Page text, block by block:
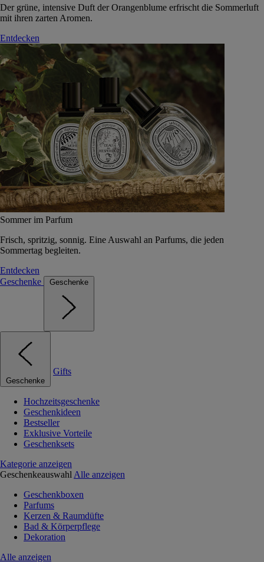
Der grüne, intensive Duft der Orangenblume erfrischt die Sommerluft
mit ihren zarten Aromen.
Entdecken
Sommer im Parfum
Frisch, spritzig, sonnig. Eine Auswahl an Parfums, die jeden
Sommertag begleiten.
Entdecken
Geschenke
Geschenke
Geschenke
Gifts
Hochzeitsgeschenke
Geschenkideen
Bestseller
Exklusive Vorteile
Geschenksets
Kategorie anzeigen
Geschenkeauswahl Alle anzeigen
Geschenkboxen
Parfums
Kerzen & Raumdüfte
Bad & Körperpflege
Dekoration
Alle anzeigen